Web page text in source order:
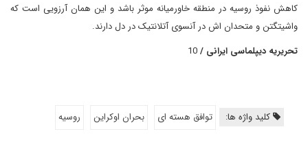
کاهش نفوذ روسیه در منطقه خاورمیانه موثر باشد و این همان آرزویی است که
واشیتگتن و متحدان اش در آنسوی آتلانتیک در دل دارند.
تحریریه دیپلماسی ایرانی /10
کلید واژه ها: توافق هسته ای بحران اوکراین روسیه